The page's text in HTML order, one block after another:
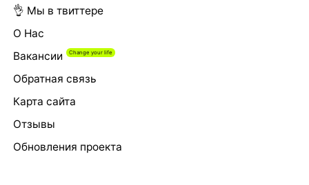
👌 Мы в твиттере
О Нас
Вакансии
Обратная связь
Карта сайта
Отзывы
Обновления проекта